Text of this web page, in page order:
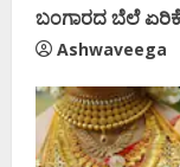
ಬಂಗಾರದ ಬೆಲೆ
Ashwaveega